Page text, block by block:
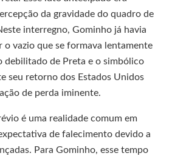
da gravidade do quadro de
interregno, Gominho já havia
o vazio que se formava lentamente
debilitado de Preta e o simbólico
seu retorno dos Estados Unidos
de perda iminente.
é uma realidade comum em
de falecimento devido a
Para Gominho, esse tempo